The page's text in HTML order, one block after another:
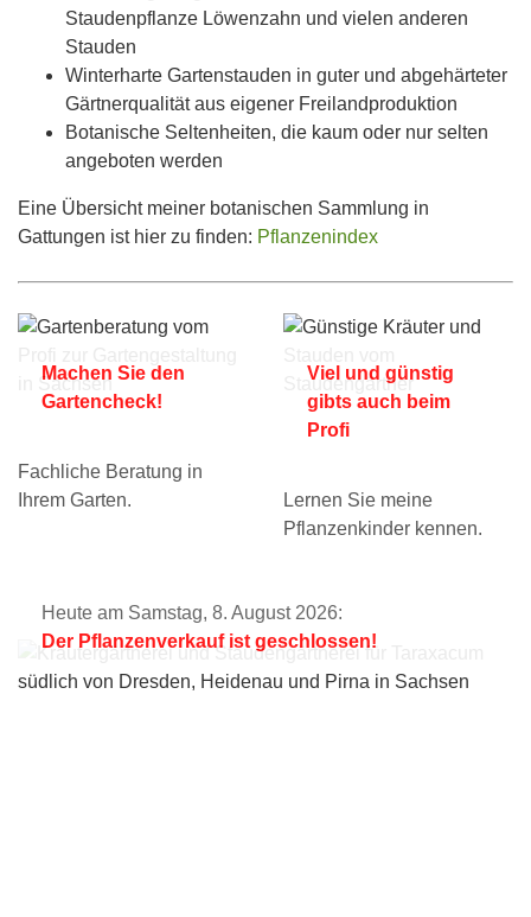
Staudenpflanze Löwenzahn und vielen anderen
Stauden
Winterharte Gartenstauden in guter und abgehärteter
Gärtnerqualität aus eigener Freilandproduktion
Botanische Seltenheiten, die kaum oder nur selten
angeboten werden
Eine Übersicht meiner botanischen Sammlung in
Gattungen ist hier zu finden: Pflanzenindex
Machen Sie den
Gartencheck!
Fachliche Beratung in
Ihrem Garten.
Viel und günstig
gibts auch beim
Profi
Lernen Sie meine
Pflanzenkinder kennen.
Heute am Samstag, 8. August 2026:
Der Pflanzenverkauf ist geschlossen!